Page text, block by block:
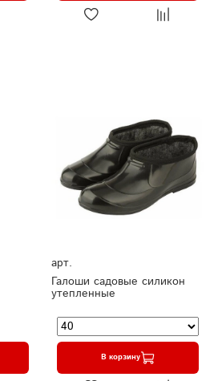
арт.
Галоши садовые силикон
утепленные
В корзину